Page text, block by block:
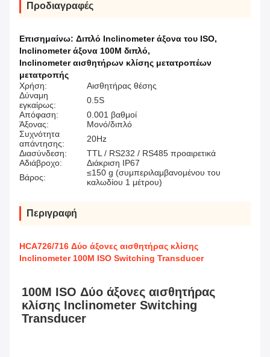
Προδιαγραφές
Επισημαίνω: Διπλό Inclinometer άξονα του ISO,
Inclinometer άξονα 100M διπλό,
Inclinometer αισθητήρων κλίσης μετατροπέων
μετατροπής
Χρήση:
Αισθητήρας θέσης
Δύναμη
εγκαίρως:
0.5S
Απόφαση:
0.001 βαθμοί
Άξονας:
Μονό/διπλό
Συχνότητα
απάντησης:
20Hz
Διασύνδεση:
TTL / RS232 / RS485 προαιρετικά
Αδιάβροχο:
Διάκριση IP67
Βάρος:
≤150 g (συμπεριλαμβανομένου του
καλωδίου 1 μέτρου)
Περιγραφή
HCA726/716 Δύο άξονες αισθητήρας κλίσης
Inclinometer 100M ISO Switching Transducer
100M ISO Δύο άξονες αισθητήρας
κλίσης Inclinometer Switching
Transducer